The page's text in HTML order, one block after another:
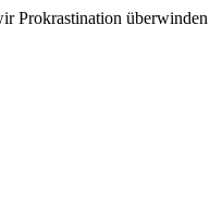
Prokrastination